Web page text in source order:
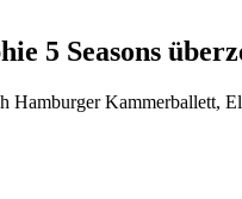
5 Seasons